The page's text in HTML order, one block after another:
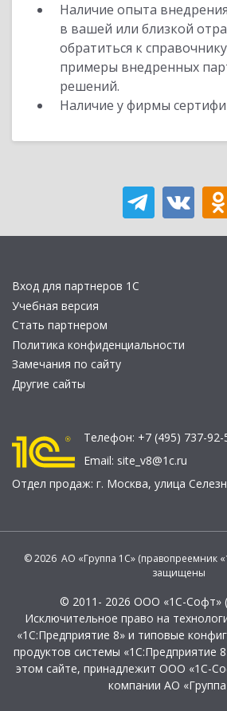
Наличие опыта
в вашей или близкой
обратиться к
примеры внедренных
решений.
Наличие у фирмы
Вход для партнеров 1С
Учебная версия
Стать партнером
Политика конфиденциальности
Замечания по сайту
Другие сайты
Телефон: +7 (495) 737-92-
Email: site_v8@1c.ru
Отдел продаж: г. Москва, улица
© 2026 АО «Группа 1С» (правопреемник
защищены
© 2011- 2026 ООО «1С-Софт» (
Исключительное право на
«1С:Предприятие 8» и типовые
продуктов системы «1С:Предприятие
этом сайте, принадлежит ООО «1С-
компании АО